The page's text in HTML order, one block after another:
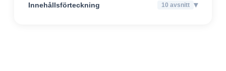
Innehållsförteckning 10 avsnitt ▾